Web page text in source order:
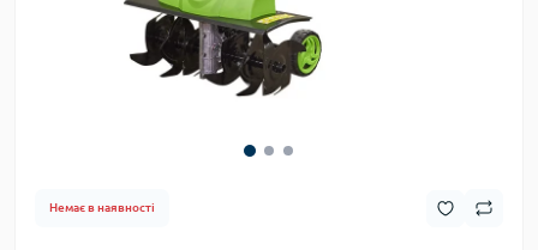
Немає в наявності